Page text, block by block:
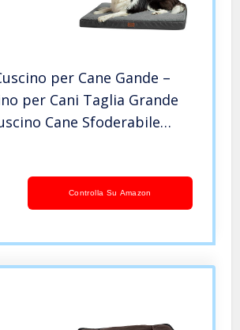
per Cane Gande –
per Cani Taglia Grande
Cane Sfoderabile
cm Grigio
Controlla Su Amazon